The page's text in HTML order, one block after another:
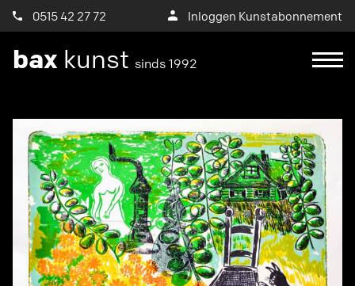
0515 42 27 72 Inloggen Kunstabonnement
bax kunst sinds 1992